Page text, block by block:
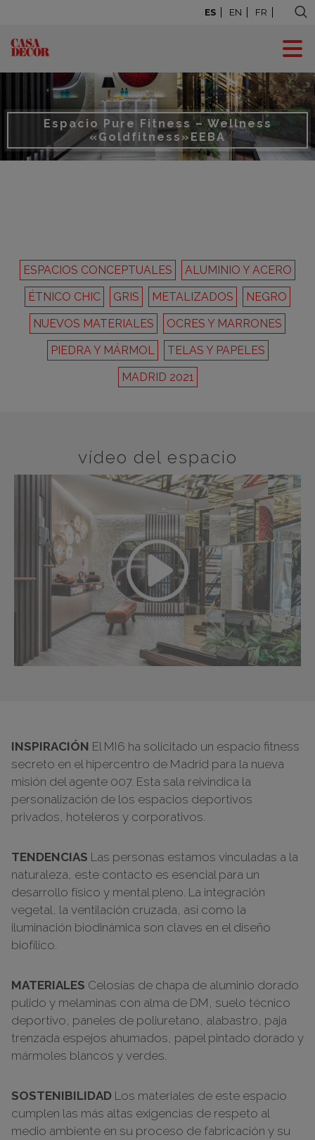
ES EN FR
Espacio Pure Fitness – Wellness
«Goldfitness» EEBA
ESPACIOS CONCEPTUALES
ALUMINIO Y ACERO
ÉTNICO CHIC
GRIS METALIZADOS
NEGRO
NUEVOS MATERIALES
OCRES Y MARRONES
PIEDRA Y MÁRMOL
TELAS Y PAPELES
MADRID 2021
vídeo del espacio
INSPIRACIÓN El MI6 ha solicitado un espacio fitness
secreto en el hipercentro de Madrid para la nueva
misión del agente 007. Esta sala reivindica la
personalización de los espacios deportivos
privados, hoteleros y corporativos.
TENDENCIAS Las personas estamos vinculadas a la
naturaleza, este contacto es esencial para un
desarrollo físico y mental pleno. La integración
vegetal, la ventilación cruzada, así como la
iluminación biodinámica son claves en el diseño
biofílico.
MATERIALES Celosías de chapa de aluminio dorado
pulido y melaminas con alma de DM, suelo técnico
deportivo, paneles de poliuretano, alabastro, paja
trenzada espejos ahumados, papel pintado dorado y
mármoles blancos y verdes.
SOSTENIBILIDAD Los materiales de este espacio
cumplen las más altas exigencias de respeto al
medio ambiente en su proceso de fabricación y su